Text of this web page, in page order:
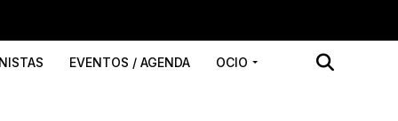
EVENTOS / AGENDA OCIO